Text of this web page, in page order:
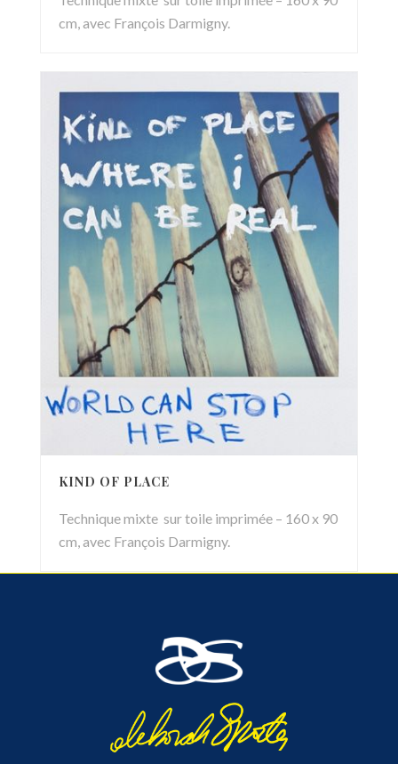
cm, avec François Darmigny.
KIND OF PLACE
Technique mixte sur toile imprimée – 160 x 90
cm, avec François Darmigny.